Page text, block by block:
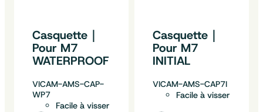
Casquette｜
Pour M7
WATERPROOF
VICAM-AMS-CAP-
WP7
Facile à visser
Casquette｜
Pour M7
INITIAL
VICAM-AMS-CAP7I
Facile à visser